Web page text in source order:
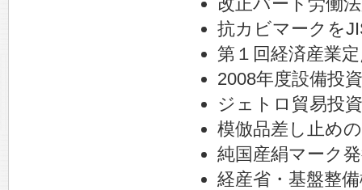
抗カビマークを
第１回経済産業
2008年度設備投
ジェトロ貿易投
模倣品差し止め
純国産絹マーク
経産省・基盤整